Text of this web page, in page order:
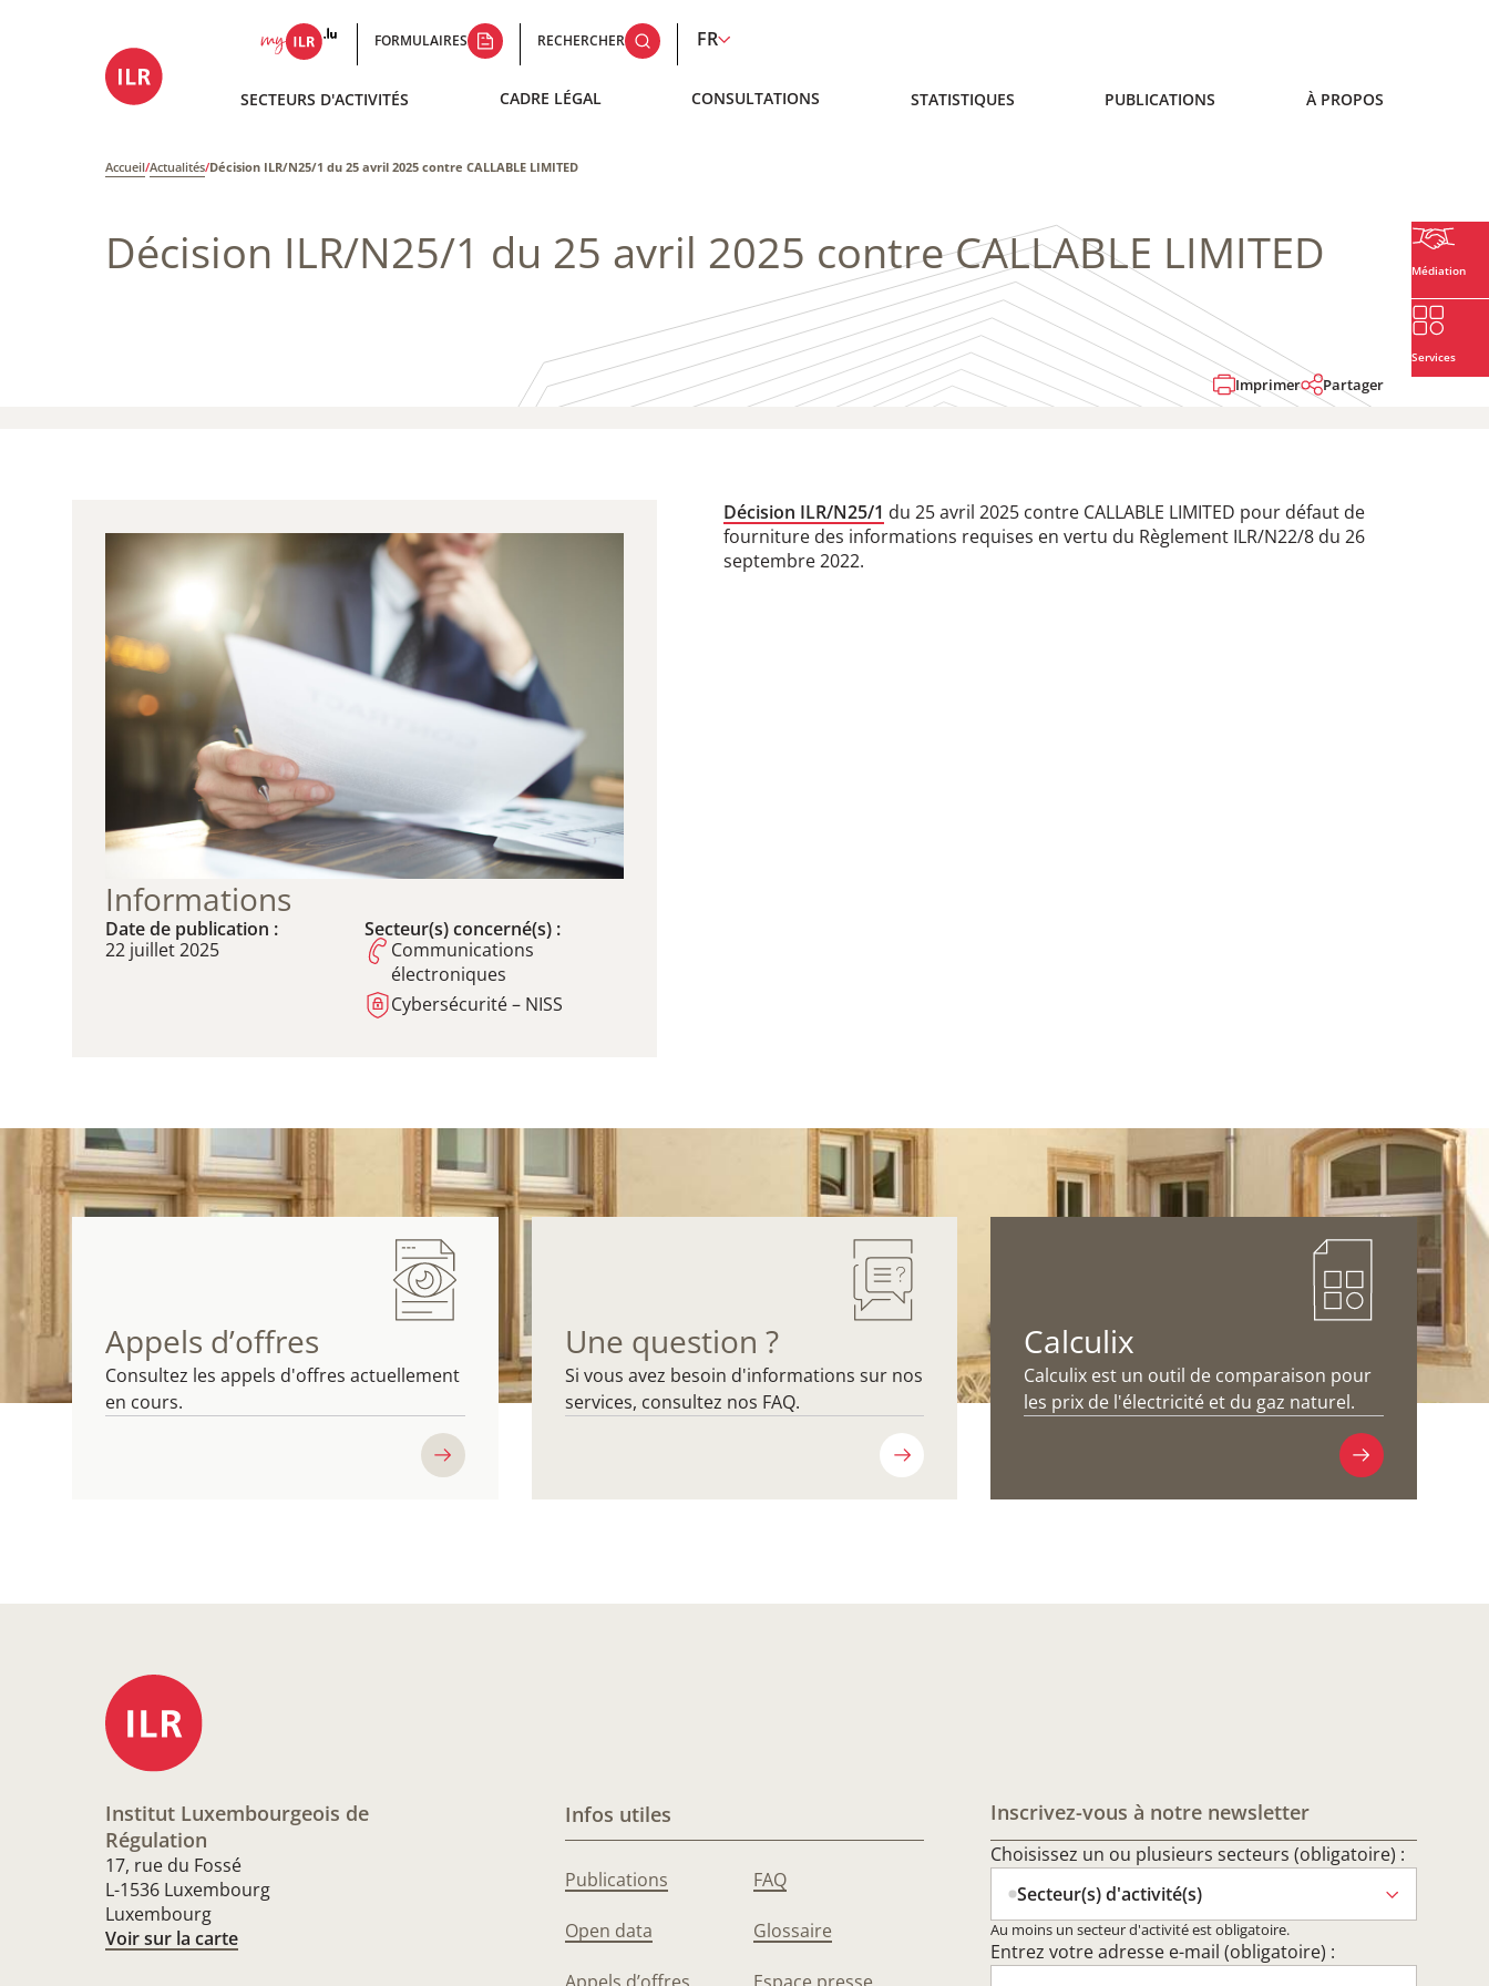
FORMULAIRES RECHERCHER FR
SECTEURS D'ACTIVITÉS CADRE LÉGAL CONSULTATIONS STATISTIQUES PUBLICATIONS À PROPOS
Accueil/Actualités/Décision ILR/N25/1 du 25 avril 2025 contre CALLABLE LIMITED
Médiation
Services
Décision ILR/N25/1 du 25 avril 2025 contre CALLABLE LIMITED
Imprimer Partager
Informations
Date de publication :
22 juillet 2025
Secteur(s) concerné(s) :
Communications
électroniques
Cybersécurité – NISS
Décision ILR/N25/1 du 25 avril 2025 contre CALLABLE LIMITED pour défaut de
fourniture des informations requises en vertu du Règlement ILR/N22/8 du 26
septembre 2022.
Appels d’offres
Consultez les appels d'offres actuellement
en cours.
Une question ?
Si vous avez besoin d'informations sur nos
services, consultez nos FAQ.
Calculix
Calculix est un outil de comparaison pour
les prix de l'électricité et du gaz naturel.
Institut Luxembourgeois de
Régulation
17, rue du Fossé
L-1536 Luxembourg
Luxembourg
Voir sur la carte
Infos utiles
Publications
Open data
FAQ
Glossaire
Inscrivez-vous à notre newsletter
Choisissez un ou plusieurs secteurs (obligatoire) :
Secteur(s) d'activité(s)
Au moins un secteur d'activité est obligatoire.
Entrez votre adresse e-mail (obligatoire) :